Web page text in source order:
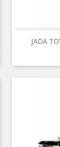
JADA